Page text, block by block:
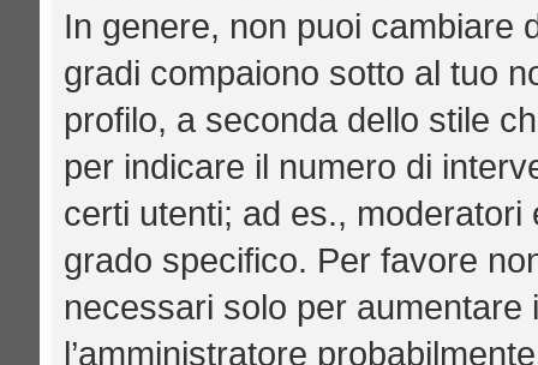
In genere, non puoi cambiare
gradi compaiono sotto al tuo
profilo, a seconda dello stile
per indicare il numero di
certi utenti; ad es.,
grado specifico. Per favore
necessari solo per
l’amministratore